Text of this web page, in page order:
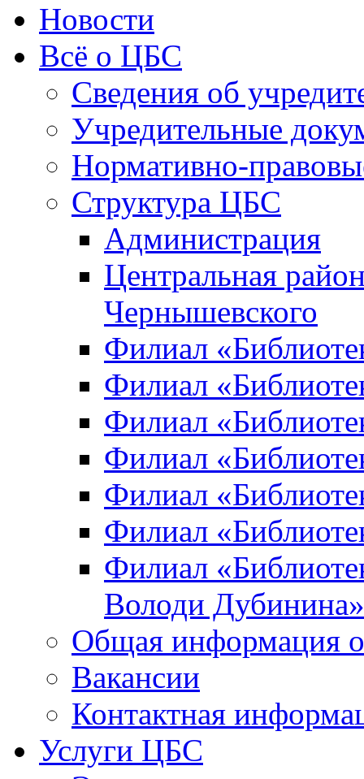
Новости
Всё о ЦБС
Сведения об
Учредительные
Нормативно-
Структура ЦБС
Администрация
Центральная
Чернышевского
Филиал
Филиал
Филиал
Филиал
Филиал
Филиал
Филиал
Володи Дубинина»
Общая информация
Вакансии
Контактная
Услуги ЦБС